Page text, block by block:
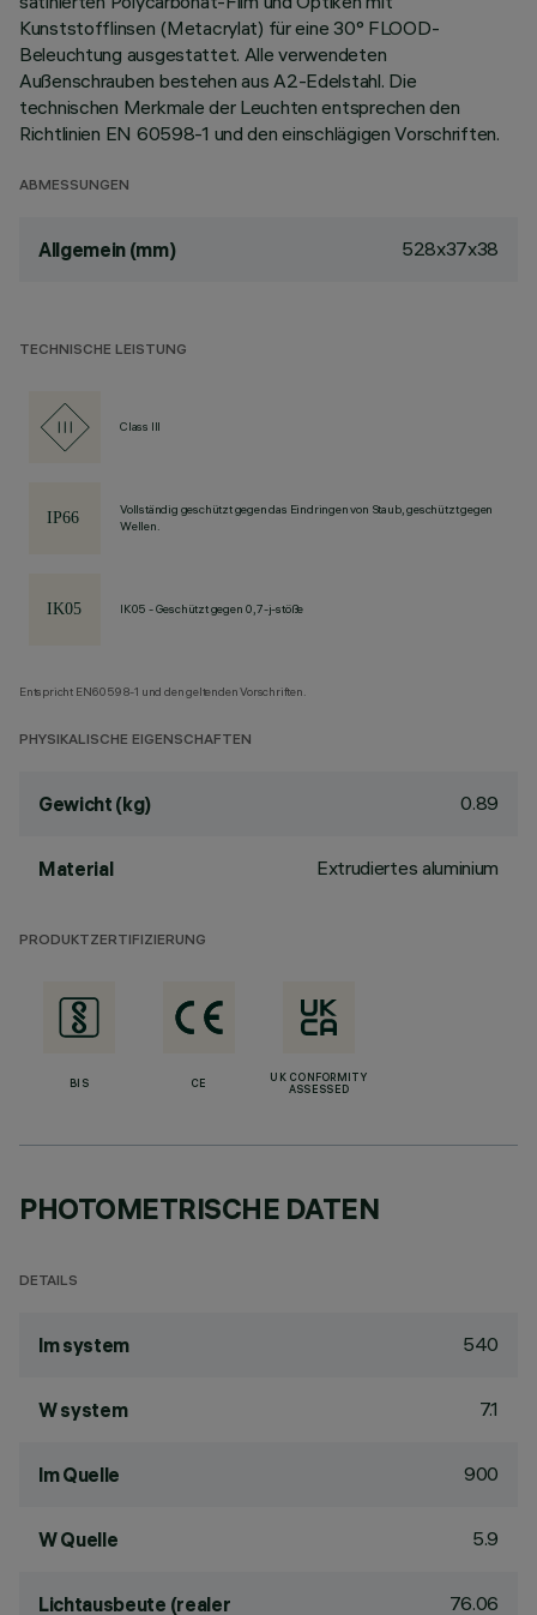
Kunststofflinsen (Metacrylat) für eine 30° FLOOD-
Beleuchtung ausgestattet. Alle verwendeten
Außenschrauben bestehen aus A2-Edelstahl. Die
technischen Merkmale der Leuchten entsprechen den
Richtlinien EN 60598-1 und den einschlägigen Vorschriften.
ABMESSUNGEN
Allgemein (mm) 528x37x38
TECHNISCHE LEISTUNG
Class III
Vollständig geschützt gegen das Eindringen von Staub, geschützt gegen
Wellen.
IK05 - Geschützt gegen 0,7-j-stöße
Entspricht EN60598-1 und den geltenden Vorschriften.
PHYSIKALISCHE EIGENSCHAFTEN
Gewicht (kg) 0.89
Material Extrudiertes aluminium
PRODUKTZERTIFIZIERUNG
BIS CE
UK CONFORMITY
ASSESSED
PHOTOMETRISCHE DATEN
DETAILS
lm system 540
W system 7.1
lm Quelle 900
W Quelle 5.9
Lichtausbeute (realer 76.06